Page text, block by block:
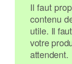
Il faut
contenu
utile. Il
votre
attendent.